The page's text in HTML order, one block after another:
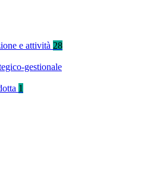
e attività 28
gestionale
1